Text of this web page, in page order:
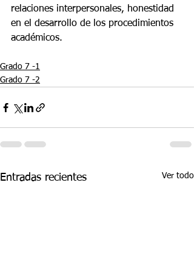
relaciones interpersonales, honestidad
en el desarrollo de los procedimientos
académicos.
Grado 7 -1
Grado 7 -2
Entradas recientes Ver todo